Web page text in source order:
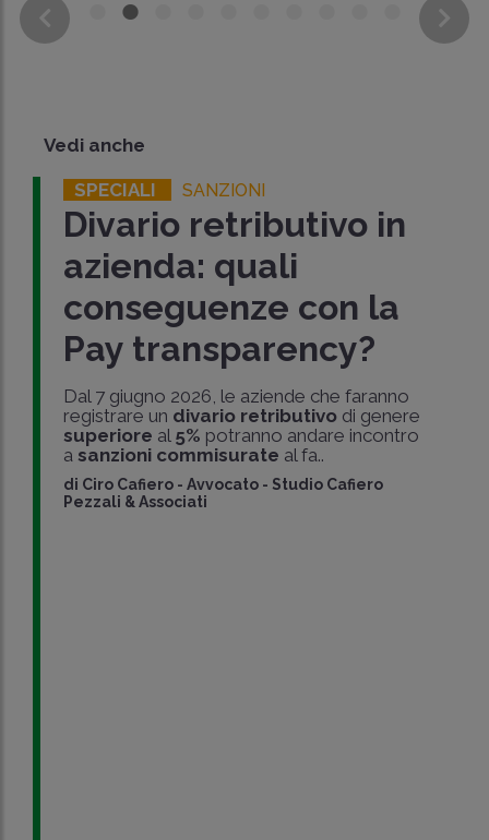
Vedi anche
SPECIALI SANZIONI
Divario retributivo in
azienda: quali
conseguenze con la
Pay transparency?
Dal 7 giugno 2026, le aziende che faranno
registrare un divario retributivo di genere
superiore al 5% potranno andare incontro
a sanzioni commisurate al fa..
di Ciro Cafiero -Avvocato - Studio Cafiero
Pezzali & Associati